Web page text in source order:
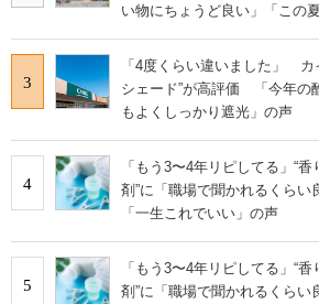
い物にちょうど良い」「この
3
「4度くらい違いました」 カ
シェード”が高評価 「今年の
もよくしっかり遮光」の声
4
「もう3〜4年リピしてる」“
剤”に「職場で聞かれるくらい
「一生これでいい」の声
5
「もう3〜4年リピしてる」“
剤”に「職場で聞かれるくらい